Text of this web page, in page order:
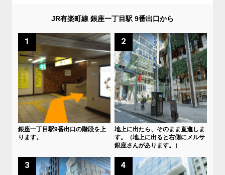
JR有楽町線 銀座一丁目駅 9番出口から
1
銀座一丁目駅9番出口の階段を上
ります。
2
地上に出たら、そのまま直進しま
す。（地上に出ると右側にメルサ
銀座さんがあります。）
3 4